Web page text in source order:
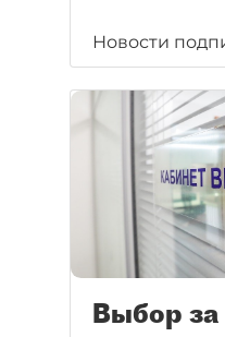
Новости
Выбор за